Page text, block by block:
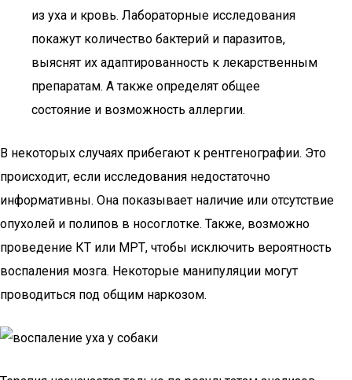
из уха и кровь. Лабораторные исследования
покажут количество бактерий и паразитов,
выяснят их адаптированность к лекарственным
препаратам. А также определят общее
состояние и возможность аллергии.
В некоторых случаях прибегают к рентгенографии. Это
происходит, если исследования недостаточно
информативны. Она показывает наличие или отсутствие
опухолей и полипов в носоглотке. Также, возможно
проведение КТ или МРТ, чтобы исключить вероятность
воспаления мозга. Некоторые манипуляции могут
проводиться под общим наркозом.